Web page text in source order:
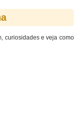
curiosidades e veja como